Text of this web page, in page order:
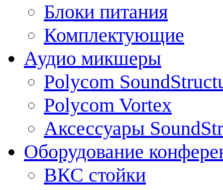
Блоки питания
Комплектующие
Аудио микшеры
Polycom
Polycom Vortex
Аксессуары
Оборудование
ВКС стойки